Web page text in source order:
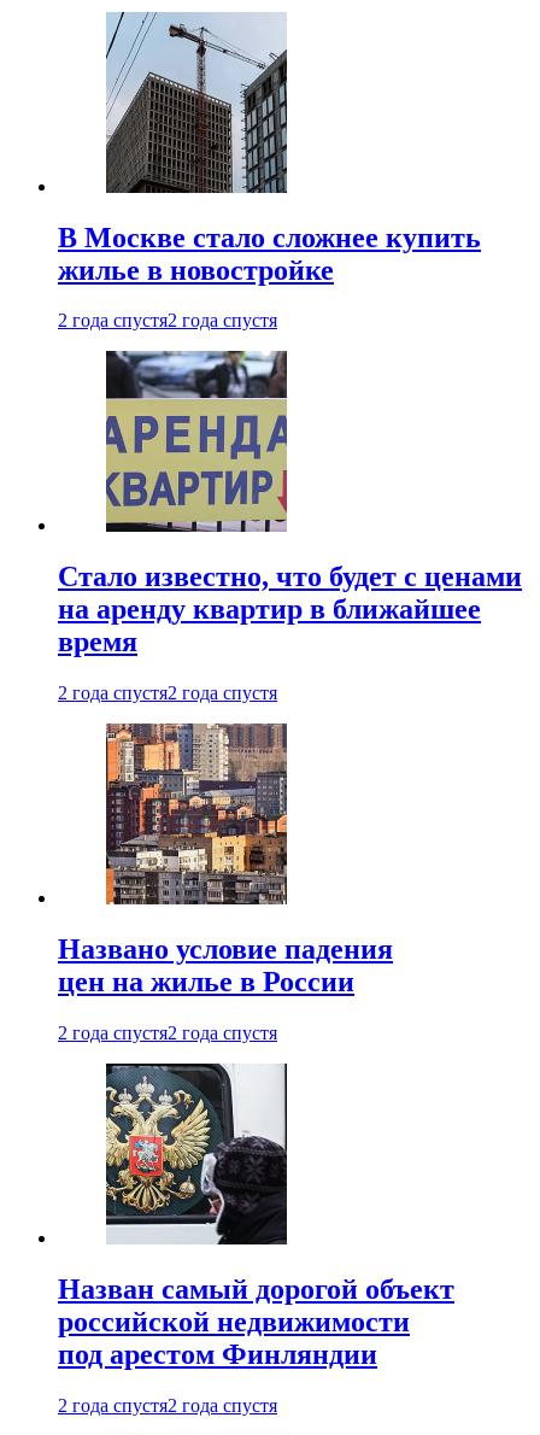
В Москве стало сложнее купить
жилье в новостройке
2 года спустя2 года спустя
Стало известно, что будет с ценами
на аренду квартир в ближайшее
время
2 года спустя2 года спустя
Названо условие падения
цен на жилье в России
2 года спустя2 года спустя
Назван самый дорогой объект
российской недвижимости
под арестом Финляндии
2 года спустя2 года спустя